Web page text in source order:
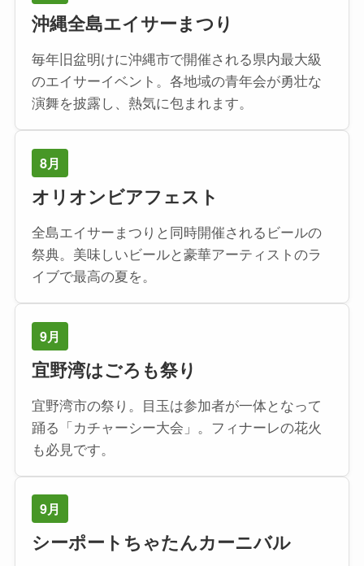
沖縄全島エイサーまつり
毎年旧盆明けに沖縄市で開催される県内最大級
のエイサーイベント。各地域の青年会が勇壮な
演舞を披露し、熱気に包まれます。
8月
オリオンビアフェスト
全島エイサーまつりと同時開催されるビールの
祭典。美味しいビールと豪華アーティストのラ
イブで最高の夏を。
9月
宜野湾はごろも祭り
宜野湾市の祭り。目玉は参加者が一体となって
踊る「カチャーシー大会」。フィナーレの花火
も必見です。
9月
シーポートちゃたんカーニバル